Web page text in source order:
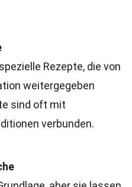
Rezepte, die von
weitergegeben
sind oft mit
verbunden.